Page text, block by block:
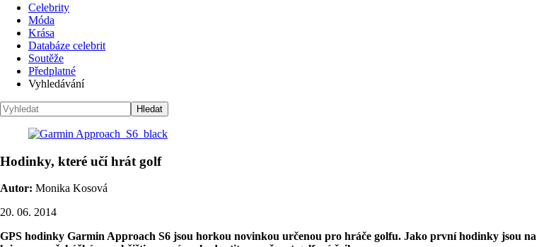
Celebrity
Móda
Krása
Databáze celebrit
Soutěže
Předplatné
Vyhledávání
Hodinky, které učí hrát golf
Autor: Monika Kosová
20. 06. 2014
GPS hodinky Garmin Approach S6 jsou horkou novinkou určenou pro hráče golfu. Jako první hodinky jsou